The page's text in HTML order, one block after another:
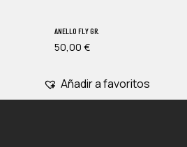
ANELLO FLY GR.
50,00 €
Añadir a favoritos